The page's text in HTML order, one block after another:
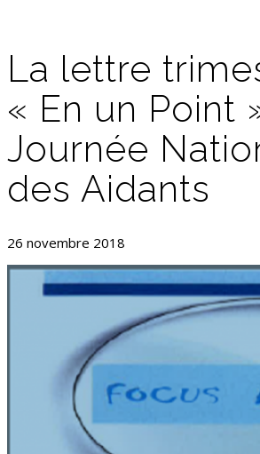
La lettre
« En un Point
Journée
des Aidants
26 novembre 2018